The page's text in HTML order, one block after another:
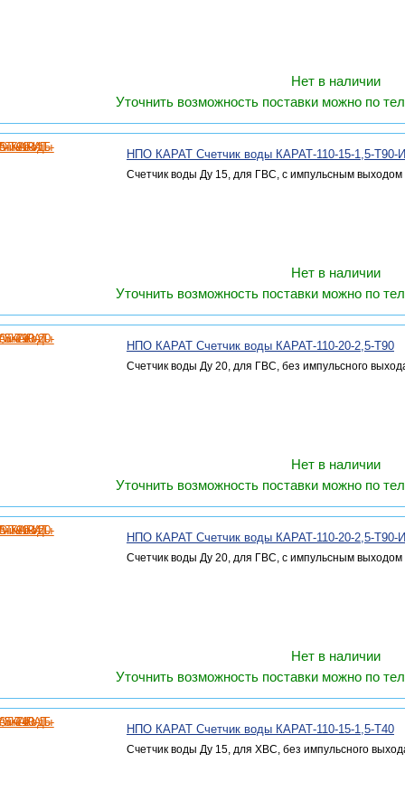
Нет в наличии
Уточнить возможность поставки можно по
НПО КАРАТ Счетчик воды КАРАТ-110-15-1,5-Т90-И
Счетчик воды Ду 15, для ГВС, с импульсным выходом
Нет в наличии
Уточнить возможность поставки можно по
НПО КАРАТ Счетчик воды КАРАТ-110-20-2,5-Т90
Счетчик воды Ду 20, для ГВС, без импульсного
Нет в наличии
Уточнить возможность поставки можно по
НПО КАРАТ Счетчик воды КАРАТ-110-20-2,5-Т90-И
Счетчик воды Ду 20, для ГВС, с импульсным выходом
Нет в наличии
Уточнить возможность поставки можно по
НПО КАРАТ Счетчик воды КАРАТ-110-15-1,5-Т40
Счетчик воды Ду 15, для ХВС, без импульсного